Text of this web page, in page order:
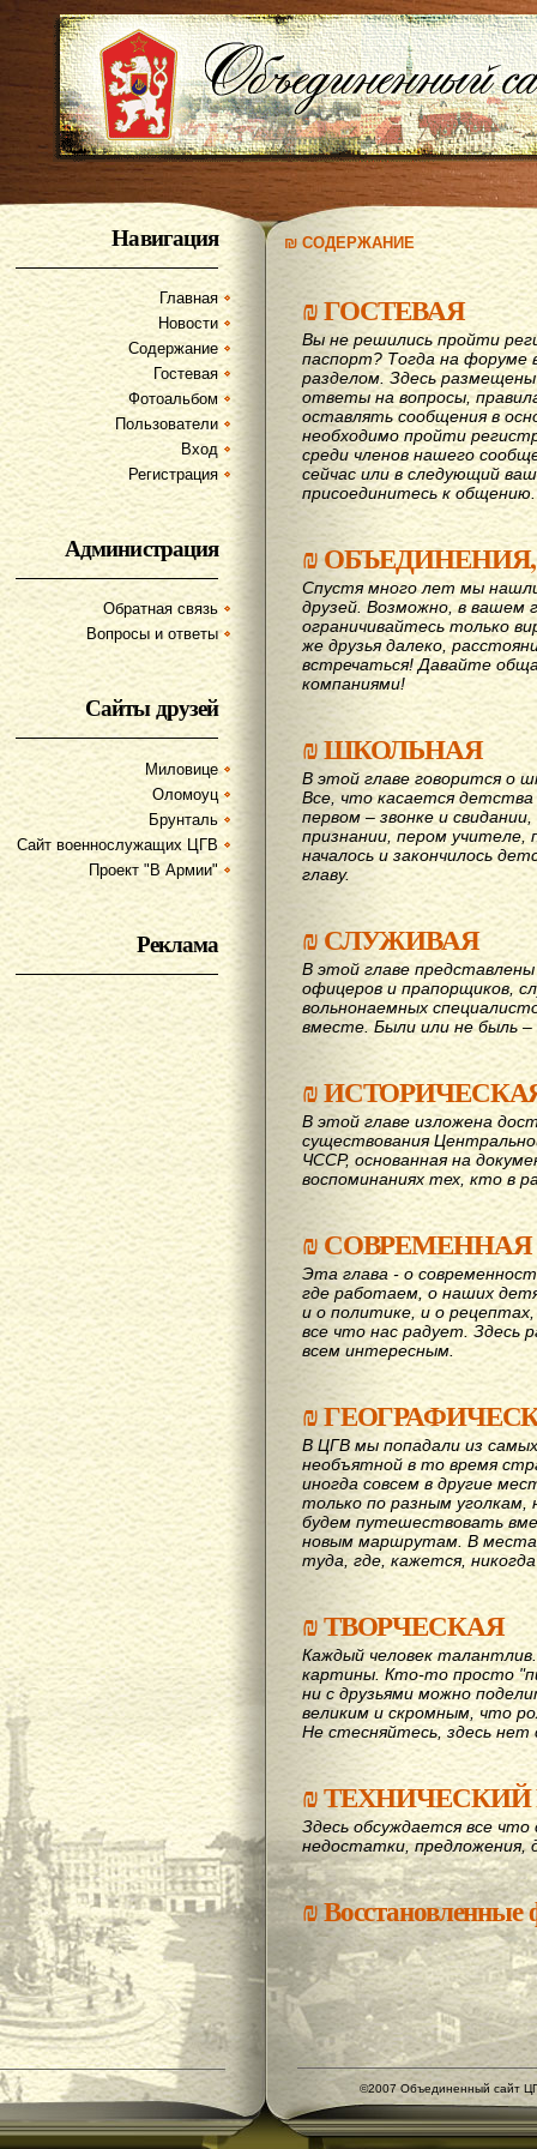
Навигация
Главная
Новости
Содержание
Гостевая
Фотоальбом
Пользователи
Вход
Регистрация
Администрация
Обратная связь
Вопросы и ответы
Сайты друзей
Миловице
Оломоуц
Брунталь
Сайт военнослужащих ЦГВ
Проект "В Армии"
Реклама
₪ СОДЕРЖАНИЕ
₪ГОСТЕВАЯ
Вы не решились пройти
паспорт? Тогда на форуме
разделом. Здесь
ответы на вопросы,
оставлять сообщения в
необходимо пройти
среди членов нашего
сейчас или в следующий
присоединитесь к общению.
₪
Спустя много лет мы
друзей. Возможно, в вашем
ограничивайтесь только
же друзья далеко,
вcтречаться! Давайте
компаниями!
₪ШКОЛЬНАЯ
В этой главе говорится о
Все, что касается
первом – звонке и
признании, пером учителе,
началось и закончилось
главу.
₪СЛУЖИВАЯ
В этой главе
офицеров и прапорщиков,
вольнонаемных
вместе. Были или не быль –
₪
В этой главе изложена
существования
ЧССР, основанная на
воспоминаниях тех, кто в
₪СОВРЕМЕННАЯ
Эта глава - о
где работаем, о наших
и о политике, и о
все что нас радует. Здесь
всем интересным.
₪
В ЦГВ мы попадали из
необъятной в то время
иногда совсем в другие
только по разным
будем путешествовать
новым маршрутам. В
туда, где, кажется,
₪ТВОРЧЕСКАЯ
Каждый человек
картины. Кто-то просто
ни с друзьями можно
великим и скромным, что
Не стесняйтесь, здесь нет
₪ТЕХНИЧЕСКИЙ
Здесь обсуждается все
недостатки, предложения,
₪
©2007 Объединенный сайт